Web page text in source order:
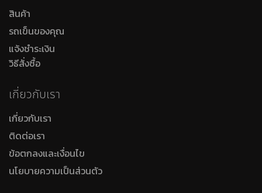
สินค้า
รถเข็นของคุณ
แจ้งชำระเงิน
วิธีสั่งซื้อ
เกี่ยวกับเรา
เกี่ยวกับเรา
ติดต่อเรา
ข้อตกลงและเงื่อนไข
นโยบายความเป็นส่วนตัว